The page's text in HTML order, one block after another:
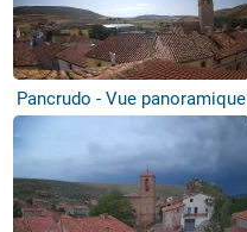
Pancrudo - Vue panoramique